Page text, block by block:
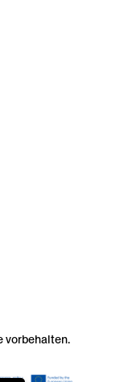
vorbehalten.